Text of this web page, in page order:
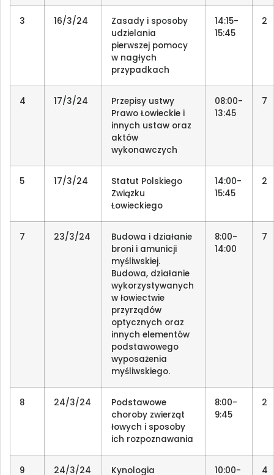
3 16/3/24
Zasady i sposoby
udzielania
pierwszej pomocy
w nagłych
przypadkach
14:15-
15:45
2
4 17/3/24
Przepisy ustwy
Prawo Łowieckie i
innych ustaw oraz
aktów
wykonawczych
08:00-
13:45
7
5 17/3/24
Statut Polskiego
Związku
Łowieckiego
14:00-
15:45
2
7 23/3/24
Budowa i działanie
broni i amunicji
myśliwskiej.
Budowa, działanie
wykorzystywanych
w łowiectwie
przyrządów
optycznych oraz
innych elementów
podstawowego
wyposażenia
myśliwskiego.
8:00-
14:00
7
8 24/3/24
Podstawowe
choroby zwierząt
łowych i sposoby
ich rozpoznawania
8:00-
9:45
2
9 24/3/24
Kynologia
10:00-
4